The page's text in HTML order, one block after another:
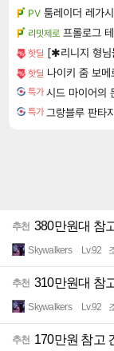
PV 툼레이더 레가
리밋제로 프롤로그
핫딜 [✱리니지 형
핫딜 나이키 줌 보
특가
특가
추천 380만원대 참
Skywalkers Lv.92
추천 310만원대 참
Skywalkers Lv.92
추천 170만원 참고